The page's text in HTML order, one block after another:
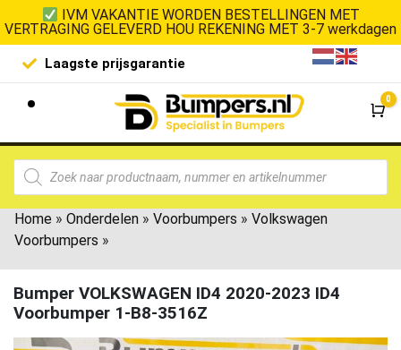
IVM VAKANTIE WORDEN BESTELLINGEN MET
VERTRAGING GELEVERD HOU REKENING MET 3-7 werkdagen
Laagste prijsgarantie De
0
Home » Onderdelen » Voorbumpers » Volkswagen
Voorbumpers »
Bumper VOLKSWAGEN ID4 2020-2023 ID4
Voorbumper 1-B8-3516Z